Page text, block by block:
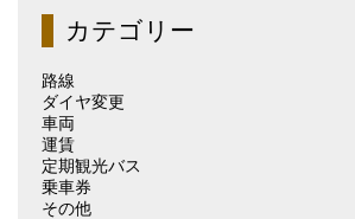
（月
別）カテゴリー
路線
ダイヤ変更
車両
運賃
定期観光バス
乗車券
その他